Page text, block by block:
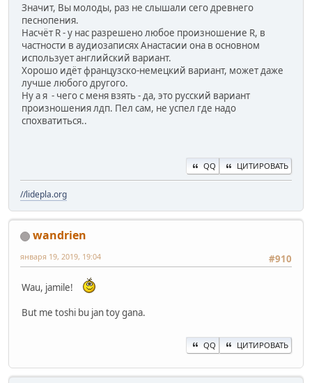
Значит, Вы молоды, раз не слышали сего древнего
песнопения.
Насчёт R - у нас разрешено любое произношение R, в
частности в аудиозаписях Анастасии она в основном
использует английский вариант.
Хорошо идёт французско-немецкий вариант, может даже
лучше любого другого.
Ну а я - чего с меня взять - да, это русский вариант
произношения лдп. Пел сам, не успел где надо
спохватиться..
QQ ЦИТИРОВАТЬ
//lidepla.org
wandrien
#910
января 19, 2019, 19:04
Wau, jamile!
But me toshi bu jan toy gana.
QQ ЦИТИРОВАТЬ